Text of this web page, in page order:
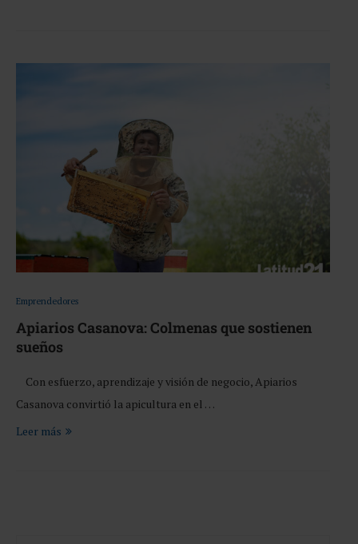
Emprendedores
Apiarios Casanova: Colmenas que sostienen
sueños
Con esfuerzo, aprendizaje y visión de negocio, Apiarios
Casanova convirtió la apicultura en el …
Leer más